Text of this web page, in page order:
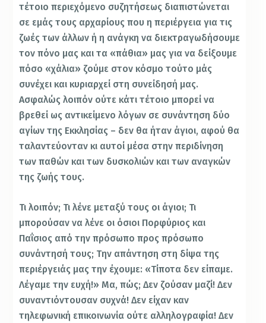
τέτοιο περιεχόμενο συζητήσεως διαπιστώνεται
σε εμάς τους αρχαρίους που η περιέργεια για τις
ζωές των άλλων ή η ανάγκη να διεκτραγωδήσουμε
τον πόνο μας και τα «πάθια» μας για να δείξουμε
πόσο «χάλια» ζούμε στον κόσμο τούτο μάς
συνέχει και κυριαρχεί στη συνείδησή μας.
Ασφαλώς λοιπόν ούτε κάτι τέτοιο μπορεί να
βρεθεί ως αντικείμενο λόγων σε συνάντηση δύο
αγίων της Εκκλησίας – δεν θα ήταν άγιοι, αφού θα
ταλαντεύονταν κι αυτοί μέσα στην περιδίνηση
των παθών και των δυσκολιών και των αναγκών
της ζωής τους.
Τι λοιπόν; Τι λένε μεταξύ τους οι άγιοι; Τι
μπορούσαν να λένε οι όσιοι Πορφύριος και
Παΐσιος από την πρόσωπο προς πρόσωπο
συνάντησή τους; Την απάντηση στη δίψα της
περιέργειάς μας την έχουμε: «Τίποτα δεν είπαμε.
Λέγαμε την ευχή!» Μα, πώς; Δεν ζούσαν μαζί! Δεν
συναντιόντουσαν συχνά! Δεν είχαν καν
τηλεφωνική επικοινωνία ούτε αλληλογραφία! Δεν